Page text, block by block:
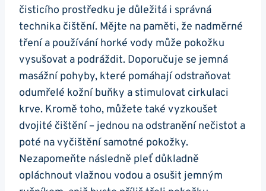
čisticího prostředku ⁤je důležitá i správná
technika čištění. Mějte⁣ na paměti, že nadměrné
tření a používání horké ⁢vody může pokožku‌
vysušovat a podráždit. Doporučuje‌ se jemná
masážní pohyby, které ⁣pomáhají odstraňovat
odumřelé kožní ‌buňky a stimulovat cirkulaci
krve.‍ Kromě toho, můžete také vyzkoušet
dvojité čištění⁣ – jednou na odstranění nečistot a
poté na ‍vyčištění samotné pokožky.
Nezapomeňte následně pleť důkladně⁢
opláchnout vlažnou‍ vodou a osušit jemným